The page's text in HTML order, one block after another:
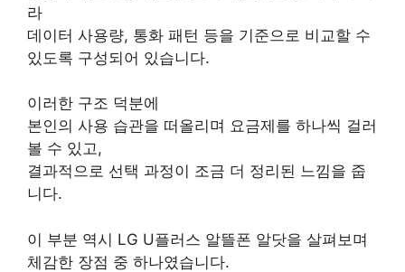
라
데이터 사용량, 통화 패턴 등을 기준으로 비교할 수
있도록 구성되어 있습니다.
이러한 구조 덕분에
본인의 사용 습관을 떠올리며 요금제를 하나씩 걸러
볼 수 있고,
결과적으로 선택 과정이 조금 더 정리된 느낌을 줍
니다.
이 부분 역시 LG U플러스 알뜰폰 알닷을 살펴보며
체감한 장점 중 하나였습니다.